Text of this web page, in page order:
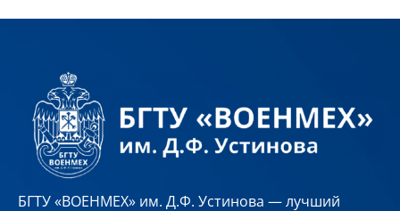
БГТУ «ВОЕНМЕХ» им. Д.Ф. Устинова — лучший